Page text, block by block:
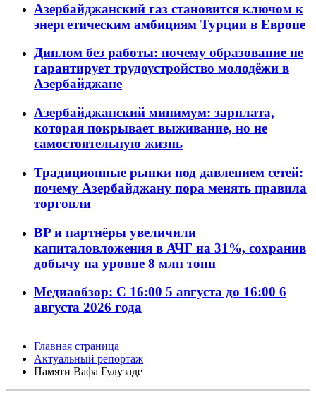
Азербайджанский газ становится ключом к
энергетическим амбициям Турции в Европе
Диплом без работы: почему образование не
гарантирует трудоустройство молодёжи в
Азербайджане
Азербайджанский минимум: зарплата,
которая покрывает выживание, но не
самостоятельную жизнь
Традиционные рынки под давлением сетей:
почему Азербайджану пора менять правила
торговли
BP и партнёры увеличили
капиталовложения в АЧГ на 31%, сохранив
добычу на уровне 8 млн тонн
Медиаобзор: С 16:00 5 августа до 16:00 6
августа 2026 года
Главная страница
Актуальный репортаж
Памяти Вафа Гулузаде